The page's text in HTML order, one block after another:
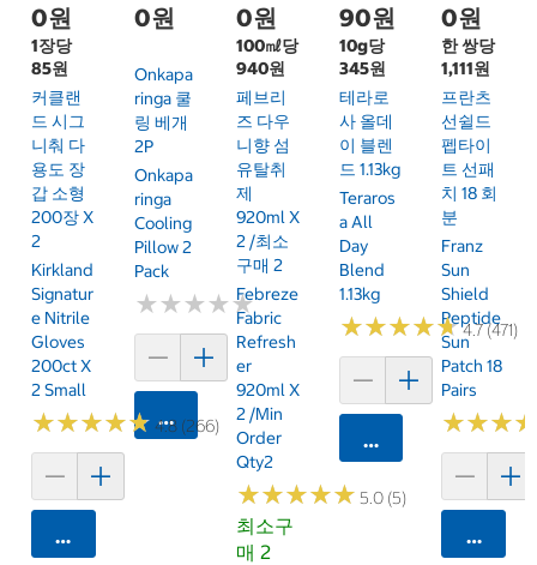
0원
1장당
85원
커클랜
드 시그
니춰 다
용도 장
갑 소형
200장 X
2
Kirkland
Signatur
E Nitrile
Gloves
200ct X
2 Small
★★★★★
★★★★★ 4.8 (266)
카트에 담기
0원
Onkapa
Ringa 쿨
링 베개
2P
Onkapa
Ringa
Cooling
Pillow 2
Pack
★★★★★
★★★★★
카트에 담기
0원
100㎖당
940원
페브리
즈 다우
니향 섬
유탈취
제
920ml X
2 /최소
구매 2
Febreze
Fabric
Refresh
Er
920ml X
2 /Min
Order
Qty2
★★★★★
★★★★★ 5.0 (5)
최소구
매 2
90원
10g당
345원
테라로
사 올데
이 블렌
드 1.13kg
Teraros
A All
Day
Blend
1.13kg
★★★★★
★★★★★4.7 (471)
카트에 담기
0원
한 쌍당
1,111원
프란츠
선쉴드
펩타이
트 선패
치 18 회
분
Franz
Sun
Shield
Peptide
Sun
Patch 18
Pairs
★★★
★★★
카트에